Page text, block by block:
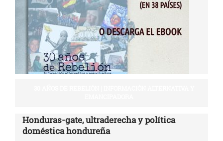
Honduras-gate, ultraderecha y política
doméstica hondureña